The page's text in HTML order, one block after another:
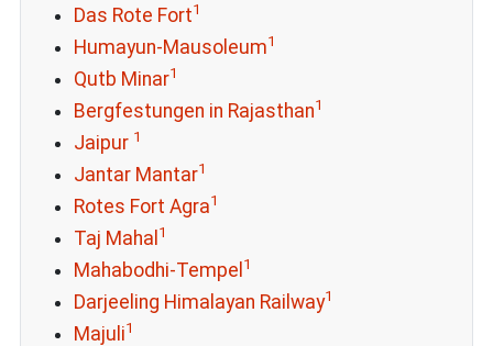
Das Rote Fort1
Humayun-Mausoleum1
Qutb Minar1
Bergfestungen in Rajasthan1
Jaipur 1
Jantar Mantar1
Rotes Fort Agra1
Taj Mahal 1
Mahabodhi-Tempel 1
Darjeeling Himalayan Railway1
Majuli1